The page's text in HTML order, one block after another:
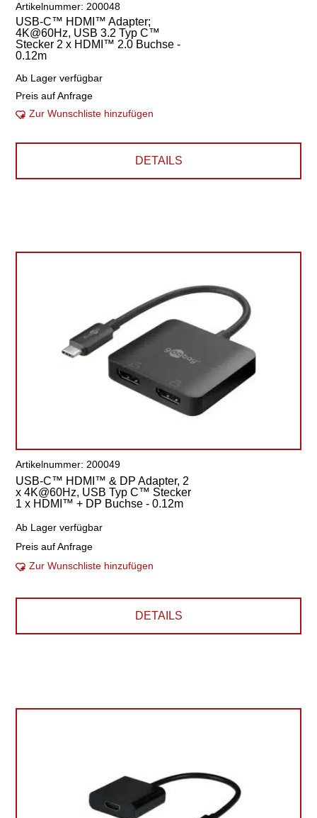
Artikelnummer: 200048
USB-C™ HDMI™ Adapter;
4K@60Hz, USB 3.2 Typ C™
Stecker 2 x HDMI™ 2.0 Buchse -
0.12m
Ab Lager verfügbar
Preis auf Anfrage
Zur Wunschliste hinzufügen
DETAILS
Artikelnummer: 200049
USB-C™ HDMI™ & DP Adapter, 2
x 4K@60Hz, USB Typ C™ Stecker
1 x HDMI™ + DP Buchse - 0.12m
Ab Lager verfügbar
Preis auf Anfrage
Zur Wunschliste hinzufügen
DETAILS